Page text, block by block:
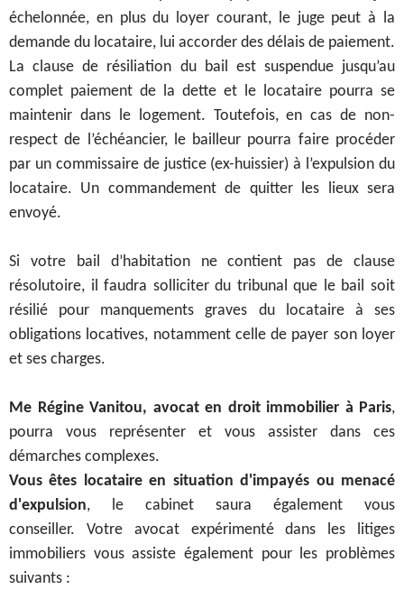
échelonnée, en plus du loyer courant, le juge peut à la
demande du locataire, lui accorder des délais de paiement.
La clause de résiliation du bail est suspendue jusqu’au
complet paiement de la dette et le locataire pourra se
maintenir dans le logement. Toutefois, en cas de non-
respect de l’échéancier, le bailleur pourra faire procéder
par un commissaire de justice (ex-huissier) à l’expulsion du
locataire. Un commandement de quitter les lieux sera
envoyé.
Si votre bail d’habitation ne contient pas de clause
résolutoire, il faudra solliciter du tribunal que le bail soit
résilié pour manquements graves du locataire à ses
obligations locatives, notamment celle de payer son loyer
et ses charges.
Me Régine Vanitou, avocat en droit immobilier à Paris,
pourra vous représenter et vous assister dans ces
démarches complexes.
Vous êtes locataire en situation d'impayés ou menacé
d'expulsion, le cabinet saura également vous
conseiller. Votre avocat expérimenté dans les litiges
immobiliers vous assiste également pour les problèmes
suivants :